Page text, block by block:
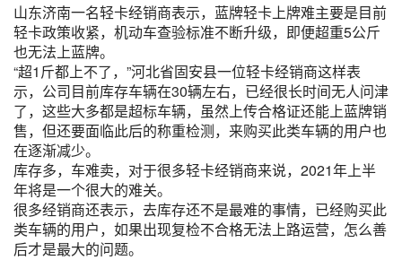
山东济南一名轻卡经销商表示，蓝牌轻卡上牌难主要是目前
轻卡政策收紧，机动车查验标准不断升级，即便超重5公斤
也无法上蓝牌。
“超1斤都上不了，”河北省固安县一位轻卡经销商这样表
示，公司目前库存车辆在30辆左右，已经很长时间无人问津
了，这些大多都是超标车辆，虽然上传合格证还能上蓝牌销
售，但还要面临此后的称重检测，来购买此类车辆的用户也
在逐渐减少。
库存多，车难卖，对于很多轻卡经销商来说，2021年上半
年将是一个很大的难关。
很多经销商还表示，去库存还不是最难的事情，已经购买此
类车辆的用户，如果出现复检不合格无法上路运营，怎么善
后才是最大的问题。